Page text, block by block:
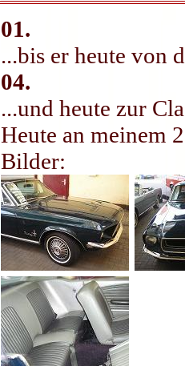
01.
...bis er heute von
04.
...und heute zur
Heute an meinem
Bilder: